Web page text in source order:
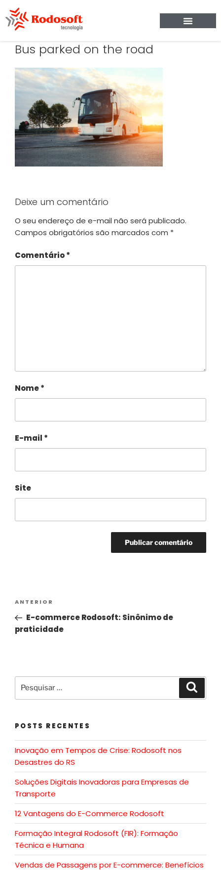
Bus parked on the road
Deixe um comentário
O seu endereço de e-mail não será publicado.
Campos obrigatórios são marcados com *
Comentário*
Nome*
E-mail *
Site
ANTERIOR
E-commerce Rodosoft: Sinônimo de
praticidade
POSTS RECENTES
Inovação em Tempos de Crise: Rodosoft nos
Desastres do RS
Soluções Digitais Inovadoras para Empresas de
Transporte
12 Vantagens do E-Commerce Rodosoft
Formação Integral Rodosoft (FIR): Formação
Técnica e Humana
Vendas de Passagens por E-commerce: Benefícios